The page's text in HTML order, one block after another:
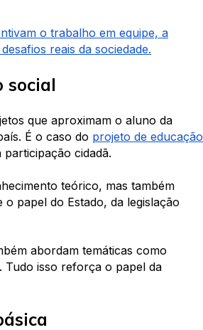
o trabalho em equipe, a
reais da sociedade.
social
que aproximam o aluno da
É o caso do projeto de educação
cidadã.
teórico, mas também
papel do Estado, da legislação
abordam temáticas como
Tudo isso reforça o papel da